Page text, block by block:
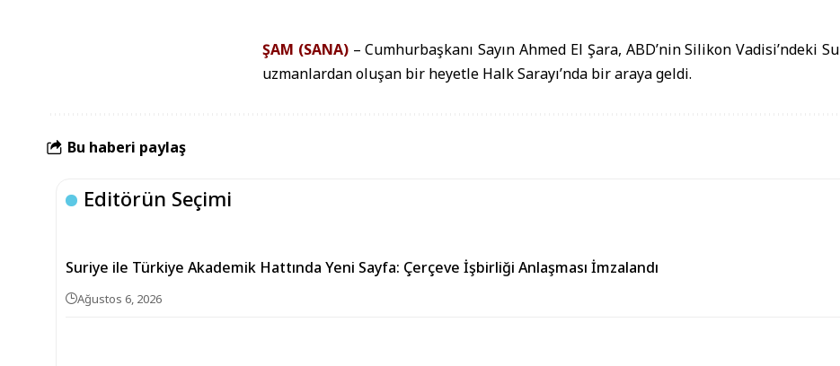
ŞAM (SANA)– Cumhurbaşkanı Sayın Ahmed El Şara, ABD’nin Silikon Vadisi’ndeki
uzmanlardan oluşan bir heyetle Halk Sarayı’nda bir araya geldi.
Bu haberi paylaş
Editörün Seçimi
Suriye ile Türkiye Akademik Hattında Yeni Sayfa: Çerçeve İşbirliği Anlaşması İmzalandı
Ağustos 6, 2026